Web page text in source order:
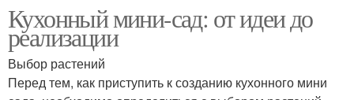
Кухонный мини-сад: от идеи до
реализации
Выбор растений
Перед тем, как приступить к созданию кухонного мини